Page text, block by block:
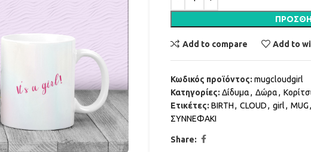
Add to compare Add to
Κωδικός προϊόντος: mugcloudgirl
Κατηγορίες: Δίδυμα, Δώρα,
Ετικέτες: BIRTH, CLOUD, girl, MUG,
ΣΥΝΝΕΦΑΚΙ
Share: